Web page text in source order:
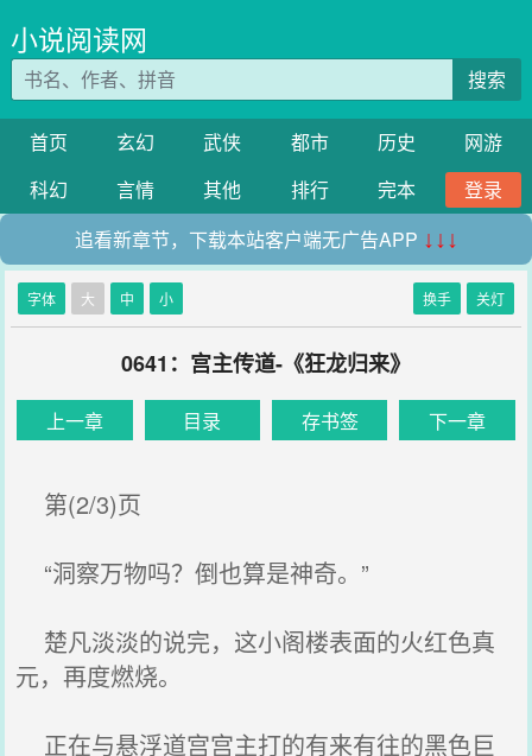
小说阅读网
搜索
首页 玄幻 武侠 都市 历史
网游
科幻
言情 其他 排行 完本
登录
追看新章节，下载本站客户端无广告APP ↓↓↓
字体 大 中 小 换手 关灯
0641：宫主传道-《狂龙归来》
上一章 目录 存书签 下一章
第(2/3)页
“洞察万物吗？倒也算是神奇。”
楚凡淡淡的说完，这小阁楼表面的火红色真
元，再度燃烧。
正在与悬浮道宫宫主打的有来有往的黑色巨